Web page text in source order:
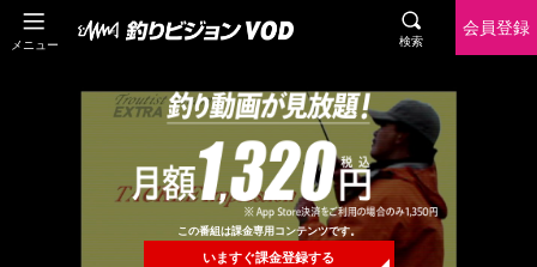
メニュー 検索
会員登録
この番組は課金専用コンテンツです。
いますぐ課金登録する